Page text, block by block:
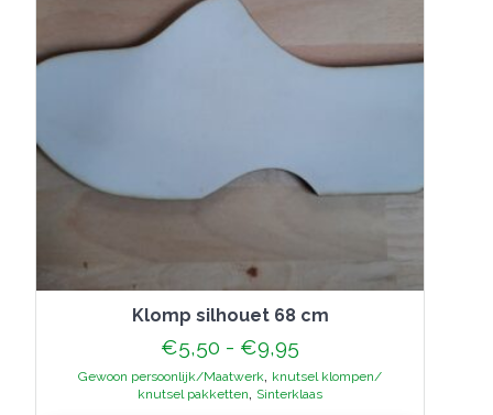
productpagina
klomp silhouet 68 cm
€5,50 - €9,95
€5,50
tot
Gewoon persoonlijk/Maatwerk, knutsel klompen/
knutsel pakketten, Sinterklaas